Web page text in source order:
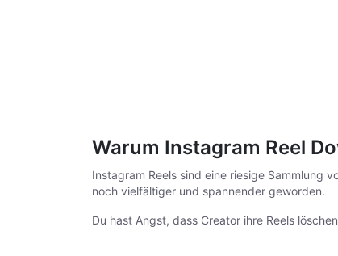
Warum Instagram Reel
Instagram Reels sind eine riesige Sammlung
noch vielfältiger und spannender geworden.
Du hast Angst, dass Creator ihre Reels